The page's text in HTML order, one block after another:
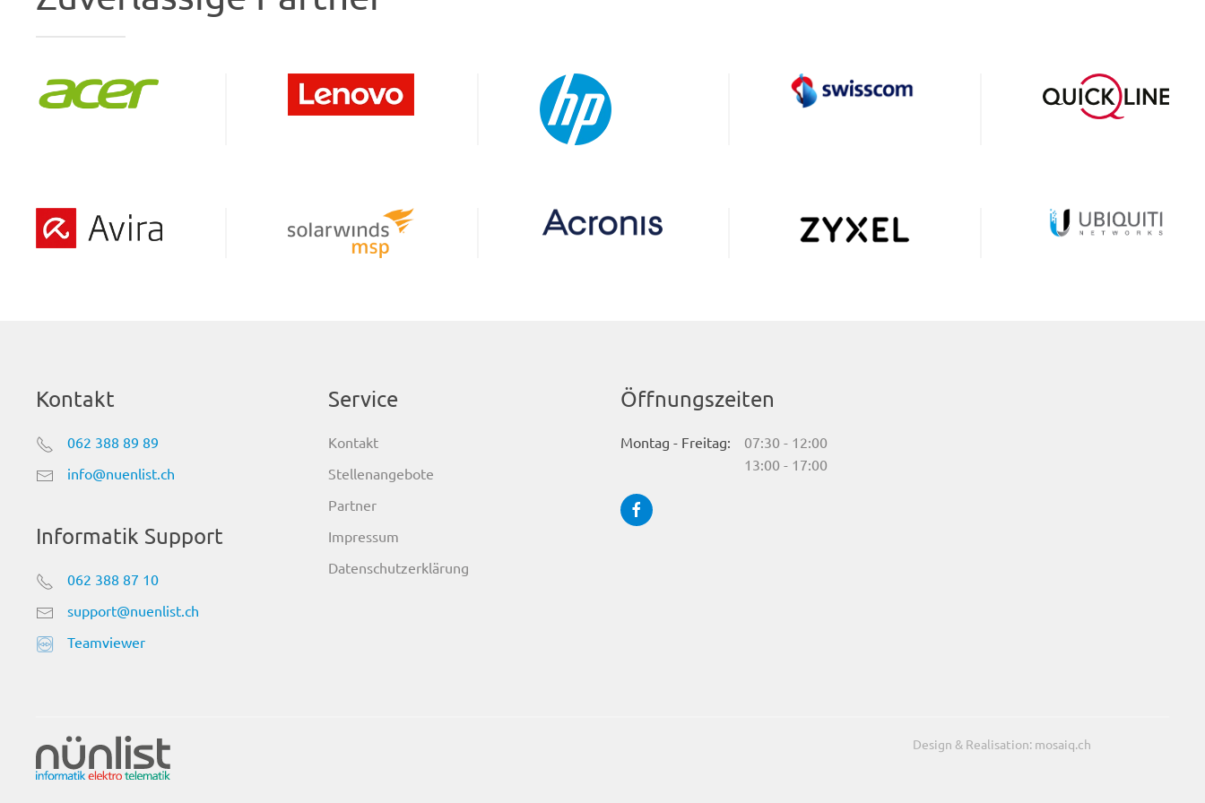
Kontakt
062 388 89 89
info@nuenlist.ch
Informatik Support
062 388 87 10
support@nuenlist.ch
Teamviewer
Service
Kontakt
Stellenangebote
Partner
Impressum
Datenschutzerklärung
Öffnungszeiten
Montag - Freitag:
07:30 - 12:00
13:00 - 17:00
Design & Realisation: mosaiq.ch